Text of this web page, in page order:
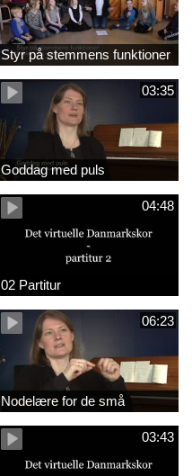
Styr på stemmens funktioner
03:35
Goddag med puls
04:48
02 Partitur
06:23
Nodelære for de små
03:43